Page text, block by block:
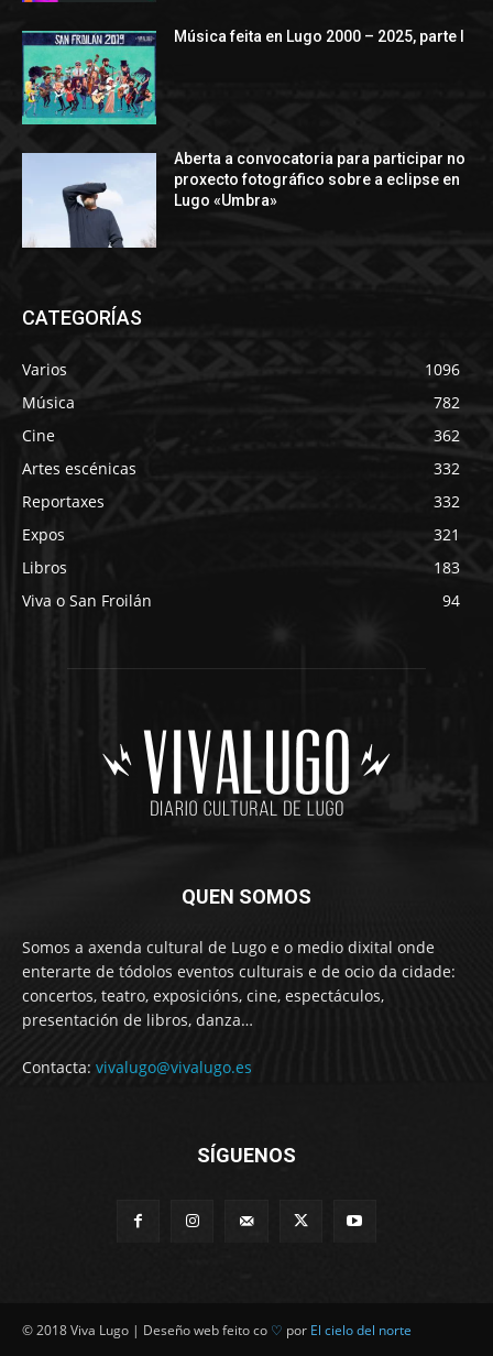
Música feita en Lugo 2000 – 2025, parte I
Aberta a convocatoria para participar no
proxecto fotográfico sobre a eclipse en
Lugo «Umbra»
CATEGORÍAS
Varios
1096
Música
782
Cine
362
Artes escénicas
332
Reportaxes
332
Expos
321
Libros
183
Viva o San Froilán
94
QUEN SOMOS
Somos a axenda cultural de Lugo e o medio dixital onde
enterarte de tódolos eventos culturais e de ocio da cidade:
concertos, teatro, exposicións, cine, espectáculos,
presentación de libros, danza…
Contacta: vivalugo@vivalugo.es
SÍGUENOS
© 2018 Viva Lugo | Deseño web feito co ♡ por El cielo del norte